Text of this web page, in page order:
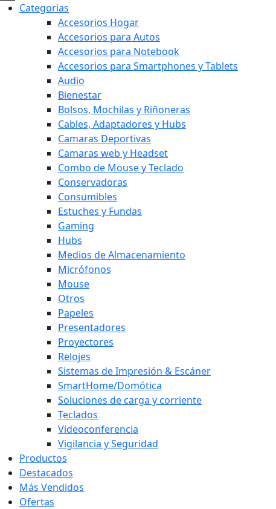
Categorias
Accesorios Hogar
Accesorios para Autos
Accesorios para Notebook
Accesorios para Smartphones y Tablets
Audio
Bienestar
Bolsos, Mochilas y Riñoneras
Cables, Adaptadores y Hubs
Camaras Deportivas
Camaras web y Headset
Combo de Mouse y Teclado
Conservadoras
Consumibles
Estuches y Fundas
Gaming
Hubs
Medios de Almacenamiento
Micrófonos
Mouse
Otros
Papeles
Presentadores
Proyectores
Relojes
Sistemas de Impresión & Escáner
SmartHome/Domótica
Soluciones de carga y corriente
Teclados
Videoconferencia
Vigilancia y Seguridad
Productos
Destacados
Más Vendidos
Ofertas